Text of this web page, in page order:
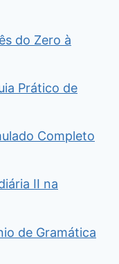
do Zero à
Prático de
Completo
II na
de Gramática